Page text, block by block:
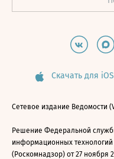
Скачать для iOS
Сетевое издание Ведомости
Решение Федеральной
информационных
(Роскомнадзор) от 27 ноября